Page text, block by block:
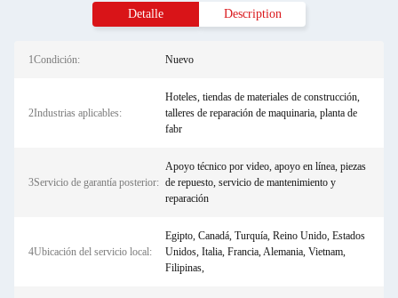
Detalle Description
1Condición: Nuevo
2Industrias aplicables:
Hoteles, tiendas de materiales de construcción,
talleres de reparación de maquinaria, planta de
fabr
3Servicio de garantía posterior:
Apoyo técnico por video, apoyo en línea, piezas
de repuesto, servicio de mantenimiento y
reparación
4Ubicación del servicio local:
Egipto, Canadá, Turquía, Reino Unido, Estados
Unidos, Italia, Francia, Alemania, Vietnam,
Filipinas,